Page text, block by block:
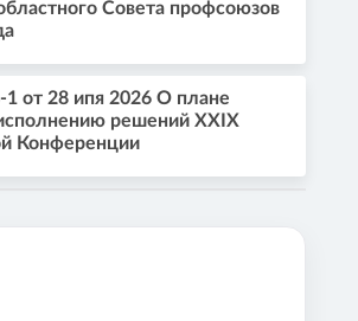
Совета профсоюзов
1 от 28 ипя 2026 О плане
решений XXIX
Конференции